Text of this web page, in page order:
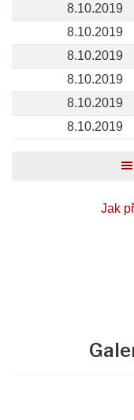
8.10.2019
8.10.2019
8.10.2019
8.10.2019
8.10.2019
8.10.2019
Jak